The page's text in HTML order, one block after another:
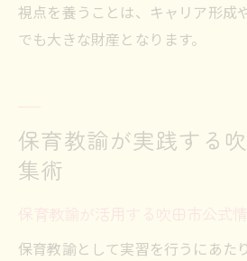
視点を養うことは、キャリア形成
でも大きな財産となります。
保育教諭が実践する
集術
保育教諭が活用する吹田市公式
保育教諭として実習を行うにあた